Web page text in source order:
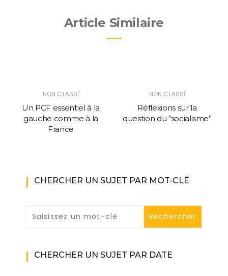
Article Similaire
NON CLASSÉ
Un PCF essentiel à la
gauche comme à la
France
NON CLASSÉ
Réflexions sur la
question du “socialisme”
CHERCHER UN SUJET PAR MOT-CLÉ
CHERCHER UN SUJET PAR DATE